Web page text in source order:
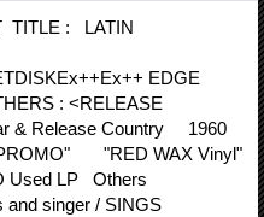
TITLE : LATIN
EDGE
: <RELEASE
& Release Country 1960
"RED WAX Vinyl"
LP Others
singer / SINGS